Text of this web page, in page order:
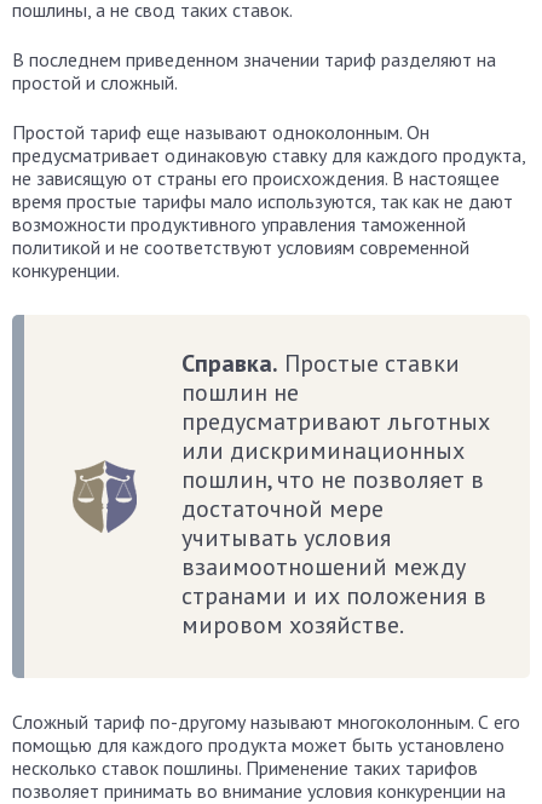
пошлины, а не свод таких ставок.
В последнем приведенном значении тариф разделяют на
простой и сложный.
Простой тариф еще называют одноколонным. Он
предусматривает одинаковую ставку для каждого продукта,
не зависящую от страны его происхождения. В настоящее
время простые тарифы мало используются, так как не дают
возможности продуктивного управления таможенной
политикой и не соответствуют условиям современной
конкуренции.
Справка. Простые ставки
пошлин не
предусматривают льготных
или дискриминационных
пошлин, что не позволяет в
достаточной мере
учитывать условия
взаимоотношений между
странами и их положения в
мировом хозяйстве.
Сложный тариф по-другому называют многоколонным. С его
помощью для каждого продукта может быть установлено
несколько ставок пошлины. Применение таких тарифов
позволяет принимать во внимание условия конкуренции на